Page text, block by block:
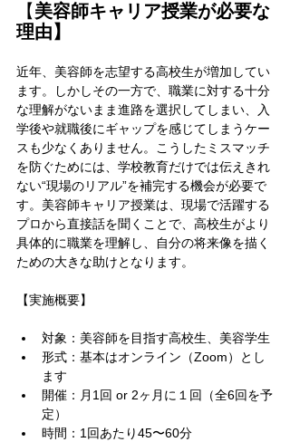
【美容師キャリア授業が必要な
理由】
近年、美容師を志望する高校生が増加してい
ます。しかしその一方で、職業に対する十分
な理解がないまま進路を選択してしまい、入
学後や就職後にギャップを感じてしまうケー
スも少なくありません。こうしたミスマッチ
を防ぐためには、学校教育だけでは伝えきれ
ない“現場のリアル”を補完する機会が必要で
す。美容師キャリア授業は、現場で活躍する
プロから直接話を聞くことで、高校生がより
具体的に職業を理解し、自分の将来像を描く
ための大きな助けとなります。
【実施概要】
対象：美容師を目指す高校生、美容学生
形式：基本はオンライン（Zoom）とし
ます
開催：月1回 or 2ヶ月に１回（全6回を予
定）
時間：1回あたり45〜60分